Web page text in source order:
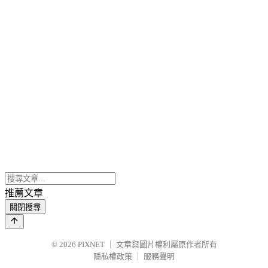
推薦文章
關閉搜尋
© 2026 PIXNET
文章與圖片權利屬原作者所有
隱私權政策
服務聲明